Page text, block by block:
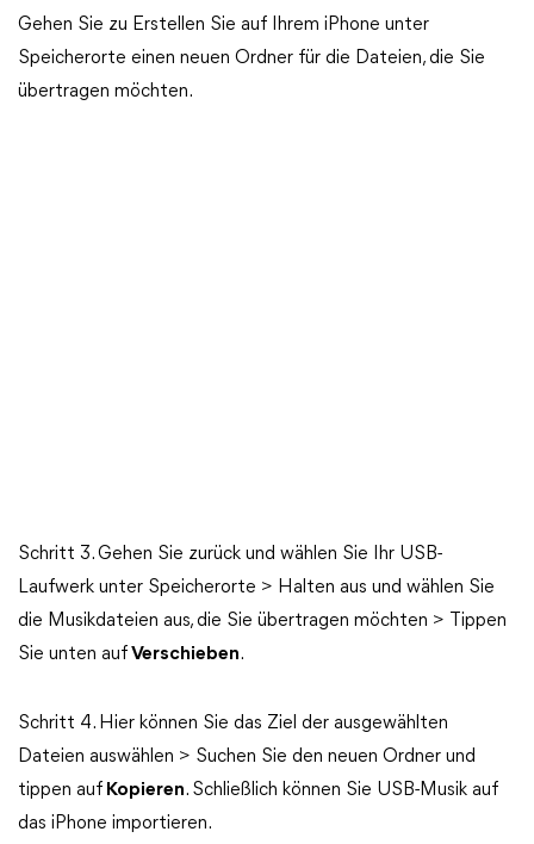
Gehen Sie zu Erstellen Sie auf Ihrem iPhone unter
Speicherorte einen neuen Ordner für die Dateien, die Sie
übertragen möchten.
Schritt 3. Gehen Sie zurück und wählen Sie Ihr USB-
Laufwerk unter Speicherorte > Halten aus und wählen Sie
die Musikdateien aus, die Sie übertragen möchten > Tippen
Sie unten aufVerschieben.
Schritt 4. Hier können Sie das Ziel der ausgewählten
Dateien auswählen > Suchen Sie den neuen Ordner und
tippen auf Kopieren. Schließlich können Sie USB-Musik auf
das iPhone importieren.